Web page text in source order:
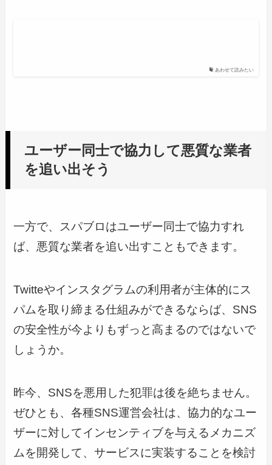
あわせて読みたい
ユーザー同士で協力して悪質な業者
を追い出そう
一方で、スパブロはユーザー同士で協力すれ
ば、悪質な業者を追い出すこともできます。
Twitteやインスタグラムの利用者が主体的にス
パムを取り締まる仕組みができるならば、SNS
の安全性が今よりもずっと高まるのではないで
しょうか。
昨今、SNSを悪用した犯罪は後を絶ちません。
ぜひとも、各種SNS運営会社は、協力的なユー
ザーに対してインセンティブを与えるメカニズ
ムを開発して、サービスに実装することを検討